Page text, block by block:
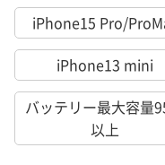
iPhone15 Pro/
iPhone13 mini
バッテリー最大容量
以上